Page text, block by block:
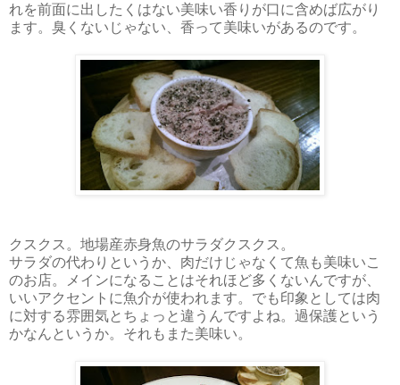
れを前面に出したくはない美味い香りが口に含めば広がり
ます。臭くないじゃない、香って美味いがあるのです。
クスクス。地場産赤身魚のサラダクスクス。
サラダの代わりというか、肉だけじゃなくて魚も美味いこ
のお店。メインになることはそれほど多くないんですが、
いいアクセントに魚介が使われます。でも印象としては肉
に対する雰囲気とちょっと違うんですよね。過保護という
かなんというか。それもまた美味い。